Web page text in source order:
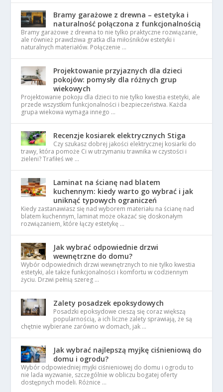
Bramy garażowe z drewna – estetyka i
naturalność połączona z funkcjonalnością
Bramy garażowe z drewna to nie tylko praktyczne rozwiązanie,
ale również prawdziwa gratka dla miłośników estetyki i
naturalnych materiałów. Połączenie …
Projektowanie przyjaznych dla dzieci
pokojów: pomysły dla różnych grup
wiekowych
Projektowanie pokoju dla dzieci to nie tylko kwestia estetyki, ale
przede wszystkim funkcjonalności i bezpieczeństwa. Każda
grupa wiekowa wymaga innego …
Recenzje kosiarek elektrycznych Stiga
Czy szukasz dobrej jakości elektrycznej kosiarki do
trawy, która pomoże Ci w utrzymaniu trawnika w czystości i
zieleni? Trafiłeś we …
Laminat na ścianę nad blatem
kuchennym: kiedy warto go wybrać i jak
uniknąć typowych ograniczeń
Kiedy zastanawiasz się nad wyborem materiału na ścianę nad
blatem kuchennym, laminat może okazać się doskonałym
rozwiązaniem, które łączy estetykę …
Jak wybrać odpowiednie drzwi
wewnętrzne do domu?
Wybór odpowiednich drzwi wewnętrznych to nie tylko kwestia
estetyki, ale także funkcjonalności i komfortu w codziennym
życiu. Drzwi pełnią szereg …
Zalety posadzek epoksydowych
Posadzki epoksydowe cieszą się coraz większą
popularnością, a ich liczne zalety sprawiają, że są
chętnie wybierane zarówno w domach, jak …
Jak wybrać najlepszą myjkę ciśnieniową do
domu i ogrodu?
Wybór odpowiedniej myjki ciśnieniowej do domu i ogrodu to
nie lada wyzwanie, szczególnie w obliczu bogatej oferty
dostępnych modeli. Różnice …